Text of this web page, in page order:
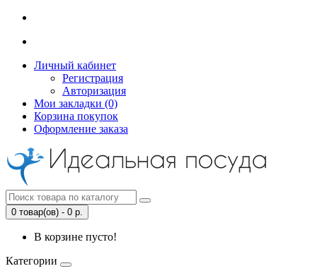
Личный кабинет
Регистрация
Авторизация
Мои закладки (0)
Корзина покупок
Оформление заказа
0 товар(ов) - 0 р.
В корзине пусто!
Категории